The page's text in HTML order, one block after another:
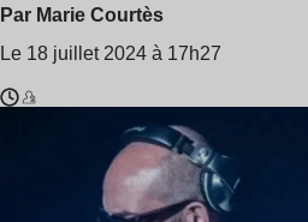
Par Marie Courtès
Le 18 juillet 2024 à 17h27